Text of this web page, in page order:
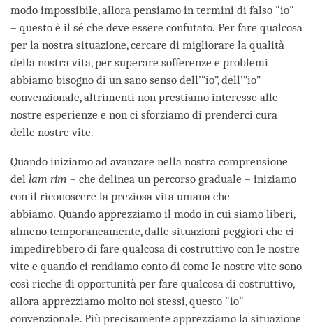
modo impossibile, allora pensiamo in termini di falso "io"
– questo è il sé che deve essere confutato. Per fare qualcosa
per la nostra situazione, cercare di migliorare la qualità
della nostra vita, per superare sofferenze e problemi
abbiamo bisogno di un sano senso dell’“io”, dell’“io”
convenzionale, altrimenti non prestiamo interesse alle
nostre esperienze e non ci sforziamo di prenderci cura
delle nostre vite.
Quando iniziamo ad avanzare nella nostra comprensione
del lam rim – che delinea un percorso graduale – iniziamo
con il riconoscere la preziosa vita umana che
abbiamo. Quando apprezziamo il modo in cui siamo liberi,
almeno temporaneamente, dalle situazioni peggiori che ci
impedirebbero di fare qualcosa di costruttivo con le nostre
vite e quando ci rendiamo conto di come le nostre vite sono
così ricche di opportunità per fare qualcosa di costruttivo,
allora apprezziamo molto noi stessi, questo "io"
convenzionale. Più precisamente apprezziamo la situazione